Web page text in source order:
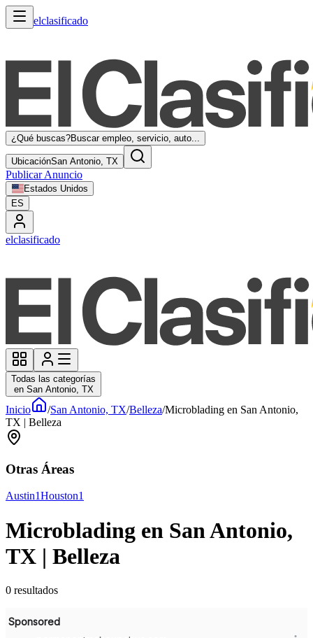
elclasificado
¿Qué buscas?Buscar empleo, servicio, auto...
UbicaciónSan Antonio, TX
Publicar Anuncio
Estados Unidos
ES
elclasificado
Todas las categorías
en San Antonio, TX
Inicio /San Antonio, TX/Belleza/Microblading en San Antonio,
TX | Belleza
Otras Áreas
Austin1Houston1
Microblading en San Antonio,
TX | Belleza
0 resultados